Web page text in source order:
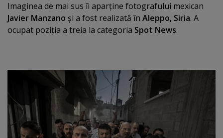
Imaginea de mai sus îi aparţine fotografului mexican
Javier Manzano şi a fost realizată în Aleppo, Siria. A
ocupat poziţia a treia la categoria Spot News.